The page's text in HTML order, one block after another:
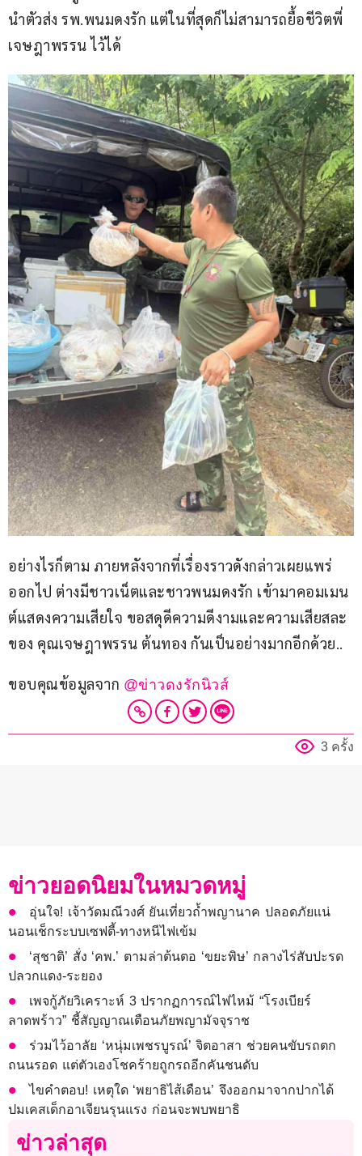
นำตัวส่ง รพ.พนมดงรัก แต่ในที่สุดก็ไม่สามารถยื้อชีวิตพี่
เจษฎาพรรน ไว้ได้
อย่างไรก็ตาม ภายหลังจากที่เรื่องราวดังกล่าวเผยแพร่
ออกไป ต่างมีชาวเน็ตและชาวพนมดงรัก เข้ามาคอมเมน
ต์แสดงความเสียใจ ขอสดุดีความดีงามและความเสียสละ
ของ คุณเจษฎาพรรน ต้นทอง กันเป็นอย่างมากอีกด้วย..
ขอบคุณข้อมูลจาก @ข่าวดงรักนิวส์
3 ครั้ง
ข่าวยอดนิยมในหมวดหมู่
อุ่นใจ! เจ้าวัดมณีวงศ์ ยันเที่ยวถ้ำพญานาค ปลอดภัยแน่
นอนเช็กระบบเซฟตี้-ทางหนีไฟเข้ม
‘สุชาติ’ สั่ง ‘คพ.’ ตามล่าต้นตอ ‘ขยะพิษ’ กลางไร่สับปะรด
ปลวกแดง-ระยอง
เพจกู้ภัยวิเคราะห์ 3 ปรากฏการณ์ไฟไหม้ “โรงเบียร์
ลาดพร้าว” ชี้สัญญาณเตือนภัยพญามัจจุราช
ร่วมไว้อาลัย ‘หนุ่มเพชรบูรณ์’ จิตอาสา ช่วยคนขับรถตก
ถนนรอด แต่ตัวเองโชคร้ายถูกรถอีกคันชนดับ
ไขคำตอบ! เหตุใด ‘พยาธิไส้เดือน’ จึงออกมาจากปากได้
ปมเคสเด็กอาเจียนรุนแรง ก่อนจะพบพยาธิ
ข่าวล่าสุด